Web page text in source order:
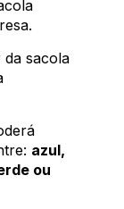
da sacola
azul,
ou